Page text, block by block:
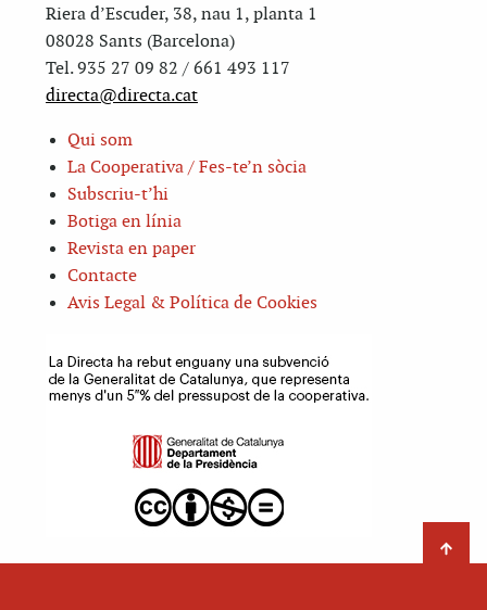
Riera d’Escuder, 38, nau 1, planta 1
08028 Sants (Barcelona)
Tel. 935 27 09 82 / 661 493 117
directa@directa.cat
Qui som
La Cooperativa / Fes-te’n sòcia
Subscriu-t’hi
Botiga en línia
Revista en paper
Contacte
Avis Legal & Política de Cookies